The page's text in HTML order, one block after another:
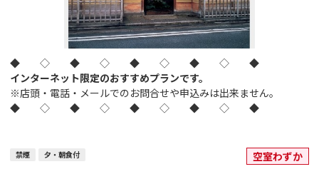
◆ ◇ ◆ ◇ ◆ ◇ ◆ ◇ ◆
インターネット限定のおすすめプランです。
※店頭・電話・メールでのお問合せや申込みは出来ません。
◆ ◇ ◆ ◇ ◆ ◇ ◆ ◇ ◆
禁煙 夕・朝食付 空室わずか